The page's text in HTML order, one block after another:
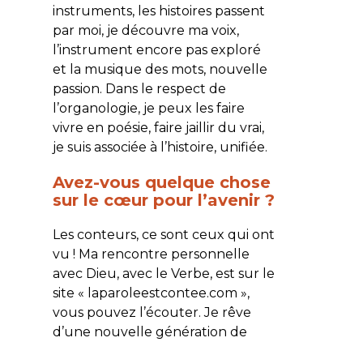
instruments, les histoires passent
par moi, je découvre ma voix,
l’instrument encore pas exploré
et la musique des mots, nouvelle
passion. Dans le respect de
l’organologie, je peux les faire
vivre en poésie, faire jaillir du vrai,
je suis associée à l’histoire, unifiée.
Avez-vous quelque chose
sur le cœur pour l’avenir ?
Les conteurs, ce sont ceux qui ont
vu ! Ma rencontre personnelle
avec Dieu, avec le Verbe, est sur le
site « laparoleestcontee.com »,
vous pouvez l’écouter. Je rêve
d’une nouvelle génération de